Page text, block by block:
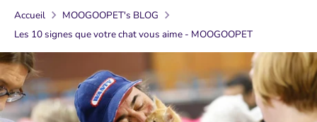
la
boutique
recherche
Accueil
MOOGOOPET's BLOG
Les 10 signes que votre chat vous aime - MOOGOOPET